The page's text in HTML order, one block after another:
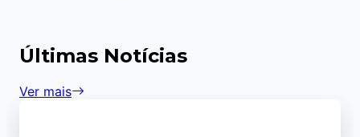
Últimas Notícias
Ver mais